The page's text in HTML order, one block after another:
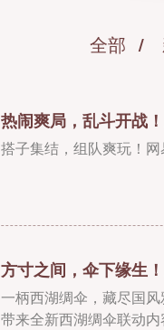
全部
热闹爽局，乱斗开战
搭子集结，组队爽玩！
方寸之间，伞下缘生
一柄西湖绸伞，藏尽国
带来全新西湖绸伞联动内